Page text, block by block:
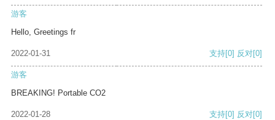
游客
Hello, Greetings fr
2022-01-31 支持[0] 反对[0]
游客
BREAKING! Portable CO2
2022-01-28 支持[0] 反对[0]